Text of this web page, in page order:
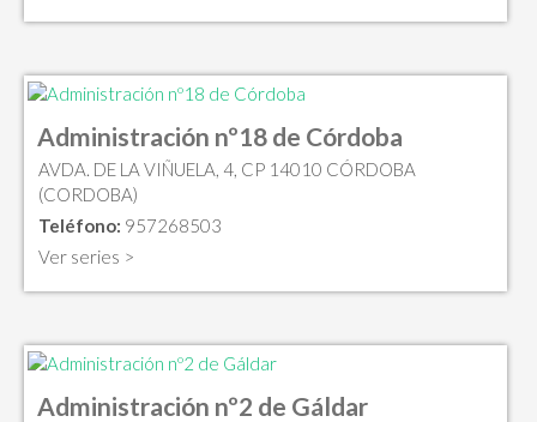
Administración nº18 de Córdoba
AVDA. DE LA VIÑUELA, 4, CP 14010 CÓRDOBA
(CORDOBA)
Teléfono: 957268503
Ver series >
Administración nº2 de Gáldar